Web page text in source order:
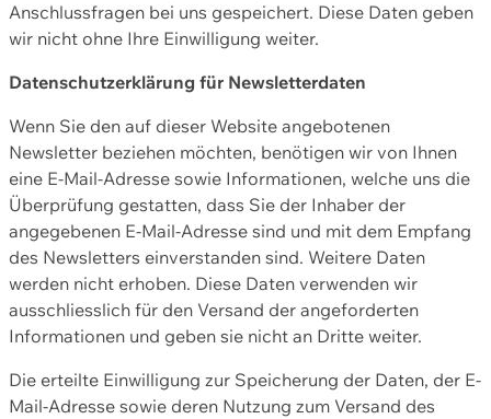
Anschlussfragen bei uns gespeichert. Diese Daten geben
wir nicht ohne Ihre Einwilligung weiter.
Datenschutzerklärung für Newsletterdaten
Wenn Sie den auf dieser Website angebotenen
Newsletter beziehen möchten, benötigen wir von Ihnen
eine E-Mail-Adresse sowie Informationen, welche uns die
Überprüfung gestatten, dass Sie der Inhaber der
angegebenen E-Mail-Adresse sind und mit dem Empfang
des Newsletters einverstanden sind. Weitere Daten
werden nicht erhoben. Diese Daten verwenden wir
ausschliesslich für den Versand der angeforderten
Informationen und geben sie nicht an Dritte weiter.
Die erteilte Einwilligung zur Speicherung der Daten, der E-
Mail-Adresse sowie deren Nutzung zum Versand des